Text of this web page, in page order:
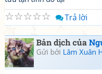
☆
☆
☆
☆
☆ Trả lời
Bản dịch của
Gửi bởi Lâm Xuân